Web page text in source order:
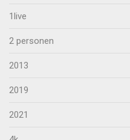
1live
2 personen
2013
2019
2021